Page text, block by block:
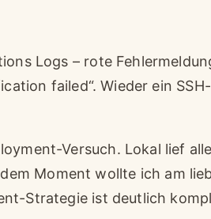
Logs – rote
failed“. Wieder ein SSH-
Versuch. Lokal lief
Moment wollte ich am
Strategie ist deutlich